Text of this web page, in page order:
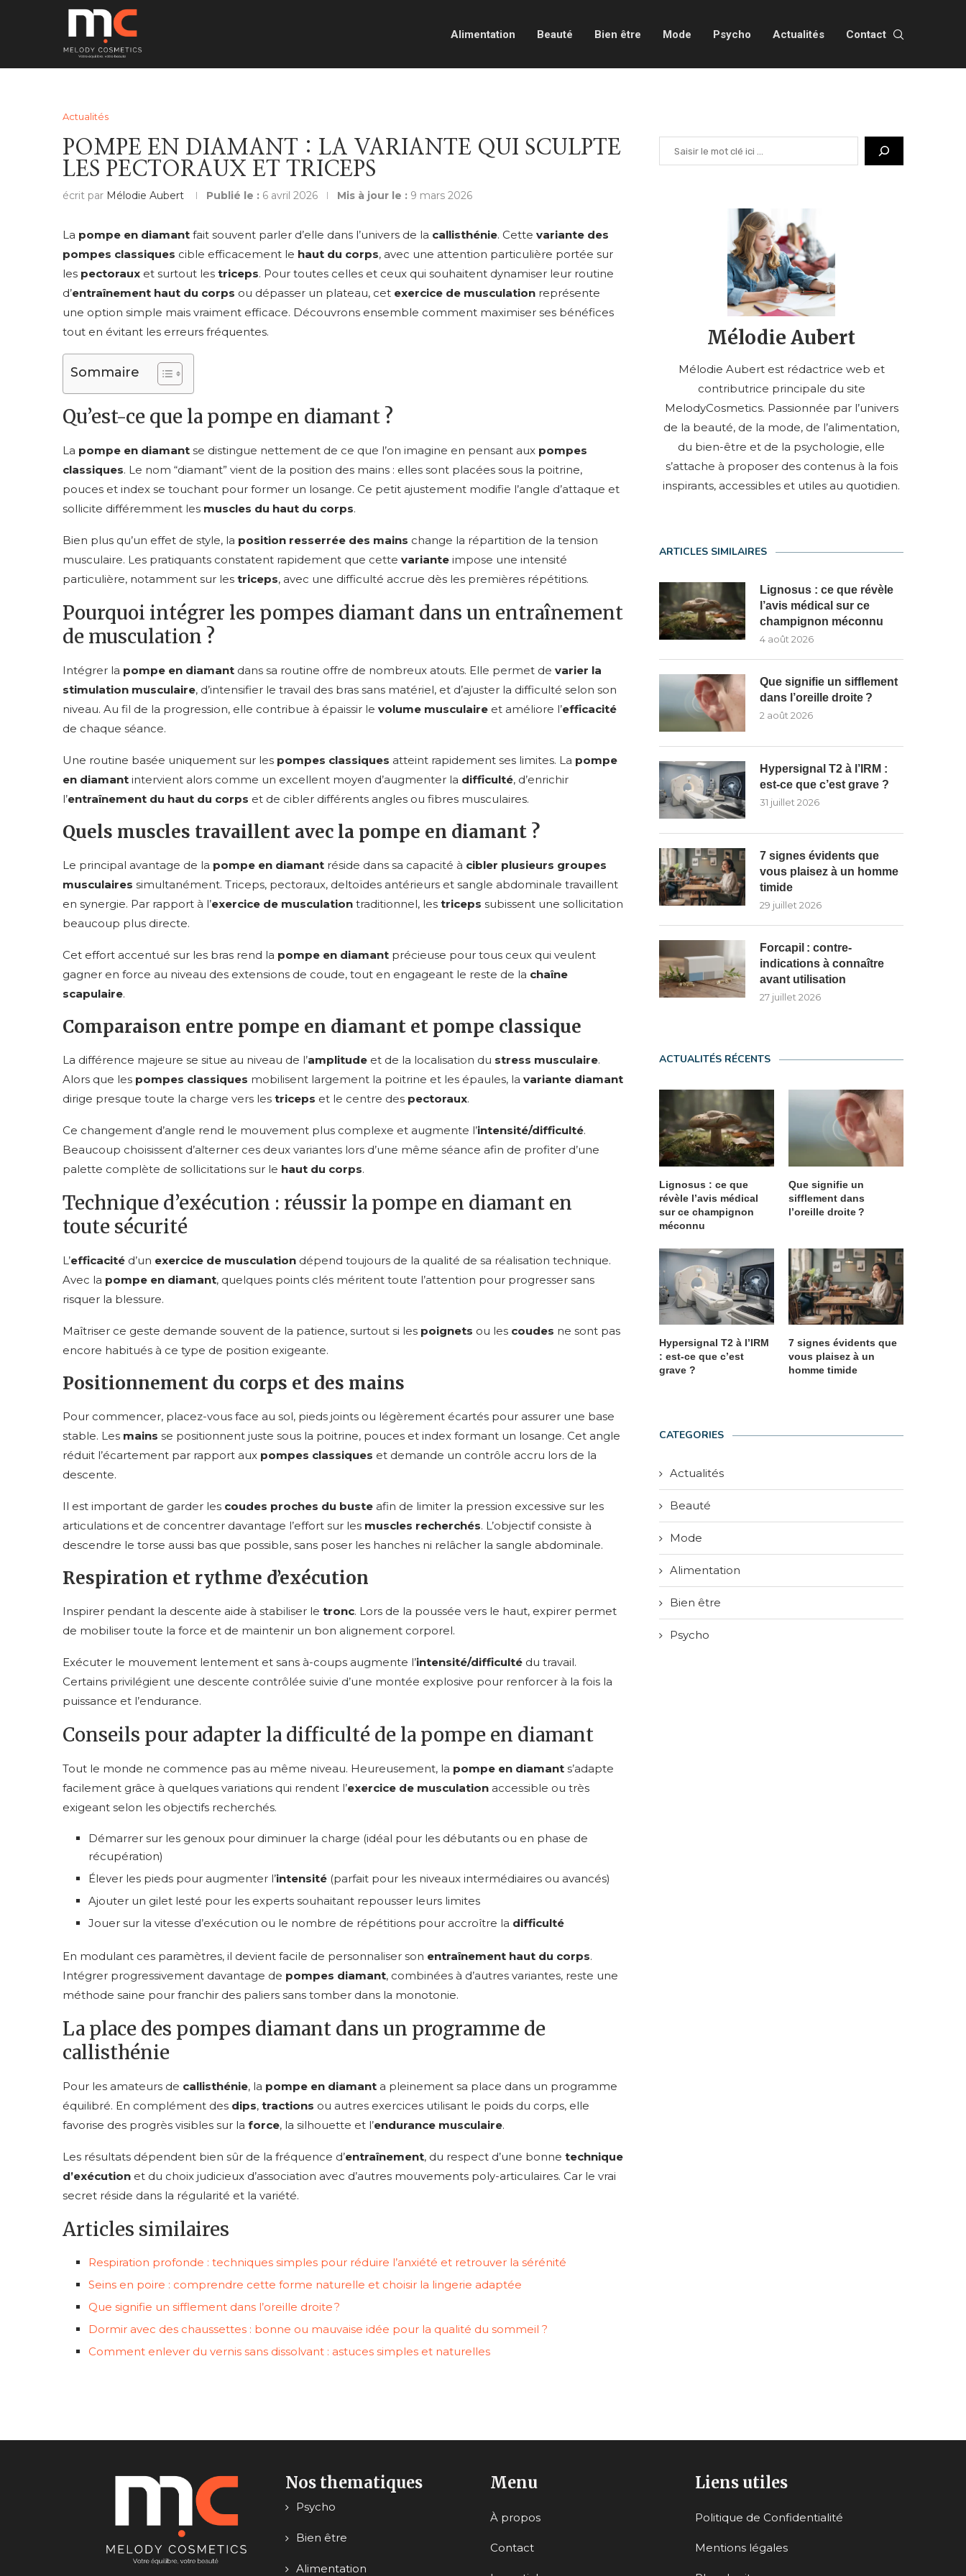
Alimentation Beauté Bien être Mode Psycho Actualités Contact
Actualités
POMPE EN DIAMANT : LA VARIANTE QUI SCULPTE
LES PECTORAUX ET TRICEPS
écrit par Mélodie Aubert Publié le : 6 avril 2026 Mis à jour le : 9 mars 2026
La pompe en diamant fait souvent parler d’elle dans l’univers de la callisthénie. Cette variante des
pompes classiques cible efficacement le haut du corps, avec une attention particulière portée sur
les pectoraux et surtout les triceps. Pour toutes celles et ceux qui souhaitent dynamiser leur routine
d’entraînement haut du corps ou dépasser un plateau, cet exercice de musculation représente
une option simple mais vraiment efficace. Découvrons ensemble comment maximiser ses bénéfices
tout en évitant les erreurs fréquentes.
Sommaire
Qu’est-ce que la pompe en diamant ?
La pompe en diamant se distingue nettement de ce que l’on imagine en pensant aux pompes
classiques. Le nom “diamant” vient de la position des mains : elles sont placées sous la poitrine,
pouces et index se touchant pour former un losange. Ce petit ajustement modifie l’angle d’attaque et
sollicite différemment les muscles du haut du corps.
Bien plus qu’un effet de style, la position resserrée des mains change la répartition de la tension
musculaire. Les pratiquants constatent rapidement que cette variante impose une intensité
particulière, notamment sur les triceps, avec une difficulté accrue dès les premières répétitions.
Pourquoi intégrer les pompes diamant dans un entraînement
de musculation ?
Intégrer la pompe en diamant dans sa routine offre de nombreux atouts. Elle permet de varier la
stimulation musculaire, d’intensifier le travail des bras sans matériel, et d’ajuster la difficulté selon son
niveau. Au fil de la progression, elle contribue à épaissir le volume musculaire et améliore l’efficacité
de chaque séance.
Une routine basée uniquement sur les pompes classiques atteint rapidement ses limites. La pompe
en diamant intervient alors comme un excellent moyen d’augmenter la difficulté, d’enrichir
l’entraînement du haut du corps et de cibler différents angles ou fibres musculaires.
Quels muscles travaillent avec la pompe en diamant ?
Le principal avantage de la pompe en diamant réside dans sa capacité à cibler plusieurs groupes
musculaires simultanément. Triceps, pectoraux, deltoïdes antérieurs et sangle abdominale travaillent
en synergie. Par rapport à l’exercice de musculation traditionnel, les triceps subissent une sollicitation
beaucoup plus directe.
Cet effort accentué sur les bras rend la pompe en diamant précieuse pour tous ceux qui veulent
gagner en force au niveau des extensions de coude, tout en engageant le reste de la chaîne
scapulaire.
Comparaison entre pompe en diamant et pompe classique
La différence majeure se situe au niveau de l’amplitude et de la localisation du stress musculaire.
Alors que les pompes classiques mobilisent largement la poitrine et les épaules, la variante diamant
dirige presque toute la charge vers les triceps et le centre des pectoraux.
Ce changement d’angle rend le mouvement plus complexe et augmente l’intensité/difficulté.
Beaucoup choisissent d’alterner ces deux variantes lors d’une même séance afin de profiter d’une
palette complète de sollicitations sur le haut du corps.
Technique d’exécution : réussir la pompe en diamant en
toute sécurité
L’efficacité d’un exercice de musculation dépend toujours de la qualité de sa réalisation technique.
Avec la pompe en diamant, quelques points clés méritent toute l’attention pour progresser sans
risquer la blessure.
Maîtriser ce geste demande souvent de la patience, surtout si les poignets ou les coudes ne sont pas
encore habitués à ce type de position exigeante.
Positionnement du corps et des mains
Pour commencer, placez-vous face au sol, pieds joints ou légèrement écartés pour assurer une base
stable. Les mains se positionnent juste sous la poitrine, pouces et index formant un losange. Cet angle
réduit l’écartement par rapport aux pompes classiques et demande un contrôle accru lors de la
descente.
Il est important de garder les coudes proches du buste afin de limiter la pression excessive sur les
articulations et de concentrer davantage l’effort sur les muscles recherchés. L’objectif consiste à
descendre le torse aussi bas que possible, sans poser les hanches ni relâcher la sangle abdominale.
Respiration et rythme d’exécution
Inspirer pendant la descente aide à stabiliser le tronc. Lors de la poussée vers le haut, expirer permet
de mobiliser toute la force et de maintenir un bon alignement corporel.
Exécuter le mouvement lentement et sans à-coups augmente l’intensité/difficulté du travail.
Certains privilégient une descente contrôlée suivie d’une montée explosive pour renforcer à la fois la
puissance et l’endurance.
Conseils pour adapter la difficulté de la pompe en diamant
Tout le monde ne commence pas au même niveau. Heureusement, la pompe en diamant s’adapte
facilement grâce à quelques variations qui rendent l’exercice de musculation accessible ou très
exigeant selon les objectifs recherchés.
Démarrer sur les genoux pour diminuer la charge (idéal pour les débutants ou en phase de
récupération)
Élever les pieds pour augmenter l’intensité (parfait pour les niveaux intermédiaires ou avancés)
Ajouter un gilet lesté pour les experts souhaitant repousser leurs limites
Jouer sur la vitesse d’exécution ou le nombre de répétitions pour accroître la difficulté
En modulant ces paramètres, il devient facile de personnaliser son entraînement haut du corps.
Intégrer progressivement davantage de pompes diamant, combinées à d’autres variantes, reste une
méthode saine pour franchir des paliers sans tomber dans la monotonie.
La place des pompes diamant dans un programme de
callisthénie
Pour les amateurs de callisthénie, la pompe en diamant a pleinement sa place dans un programme
équilibré. En complément des dips, tractions ou autres exercices utilisant le poids du corps, elle
favorise des progrès visibles sur la force, la silhouette et l’endurance musculaire.
Les résultats dépendent bien sûr de la fréquence d’entraînement, du respect d’une bonne technique
d’exécution et du choix judicieux d’association avec d’autres mouvements poly-articulaires. Car le vrai
secret réside dans la régularité et la variété.
Articles similaires
Respiration profonde : techniques simples pour réduire l’anxiété et retrouver la sérénité
Seins en poire : comprendre cette forme naturelle et choisir la lingerie adaptée
Que signifie un sifflement dans l’oreille droite ?
Dormir avec des chaussettes : bonne ou mauvaise idée pour la qualité du sommeil ?
Comment enlever du vernis sans dissolvant : astuces simples et naturelles
Mélodie Aubert
Mélodie Aubert est rédactrice web et
contributrice principale du site
MelodyCosmetics. Passionnée par l’univers
de la beauté, de la mode, de l’alimentation,
du bien-être et de la psychologie, elle
s’attache à proposer des contenus à la fois
inspirants, accessibles et utiles au quotidien.
ARTICLES SIMILAIRES
Lignosus : ce que révèle
l’avis médical sur ce
champignon méconnu
4 août 2026
Que signifie un sifflement
dans l’oreille droite ?
2 août 2026
Hypersignal T2 à l’IRM :
est-ce que c’est grave ?
31 juillet 2026
7 signes évidents que
vous plaisez à un homme
timide
29 juillet 2026
Forcapil : contre-
indications à connaître
avant utilisation
27 juillet 2026
ACTUALITÉS RÉCENTS
Lignosus : ce que
révèle l’avis médical
sur ce champignon
méconnu
Que signifie un
sifflement dans
l’oreille droite ?
Hypersignal T2 à l’IRM
: est-ce que c’est
grave ?
7 signes évidents que
vous plaisez à un
homme timide
CATEGORIES
Actualités
Beauté
Mode
Alimentation
Bien être
Psycho
Nos thematiques
Psycho
Bien être
Alimentation
Menu
À propos
Contact
Liens utiles
Politique de Confidentialité
Mentions légales